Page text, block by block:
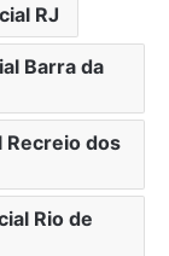
RJ
Barra da
Recreio dos
Rio de